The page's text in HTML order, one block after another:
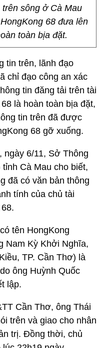
sông ở Cà Mau
68 đưa lên
toàn bịa đặt.
tin trên, lãnh đạo
chỉ đạo công an xác
tin đăng tải trên tài
là hoàn toàn bịa đặt,
tin trên đã được
68 gỡ xuống.
ngày 6/11, Sở Thông
Cà Mau cho biết,
đã có văn bản thông
tính của chủ tài
tên HongKong
Nam Kỳ Khởi Nghĩa,
TP. Cần Thơ) là
ông Huỳnh Quốc
lập.
Cần Thơ, ông Thái
trên và giao cho nhân
trị. Đồng thời, chủ